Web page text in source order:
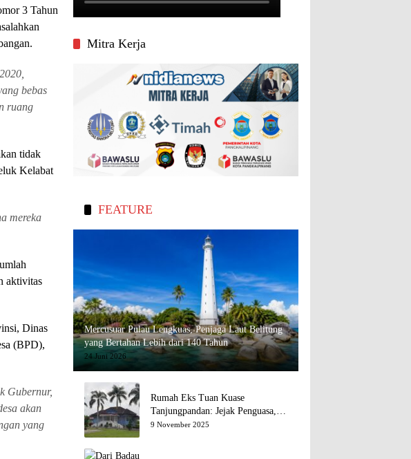
3 Tahun
bebas
ruang
tidak
Kelabat
mereka
aktivitas
Dinas
(BPD),
Gubernur,
akan
yang
Mitra Kerja
FEATURE
Mercusuar Pulau Lengkuas, Penjaga Laut Belitung
yang Bertahan Lebih dari 140 Tahun
24 Juni 2026
Rumah Eks Tuan Kuase
Tanjungpandan: Jejak Penguasa,
Jejak Kenangan
9 November 2025